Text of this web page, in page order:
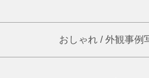
おしゃれ / 外観事例